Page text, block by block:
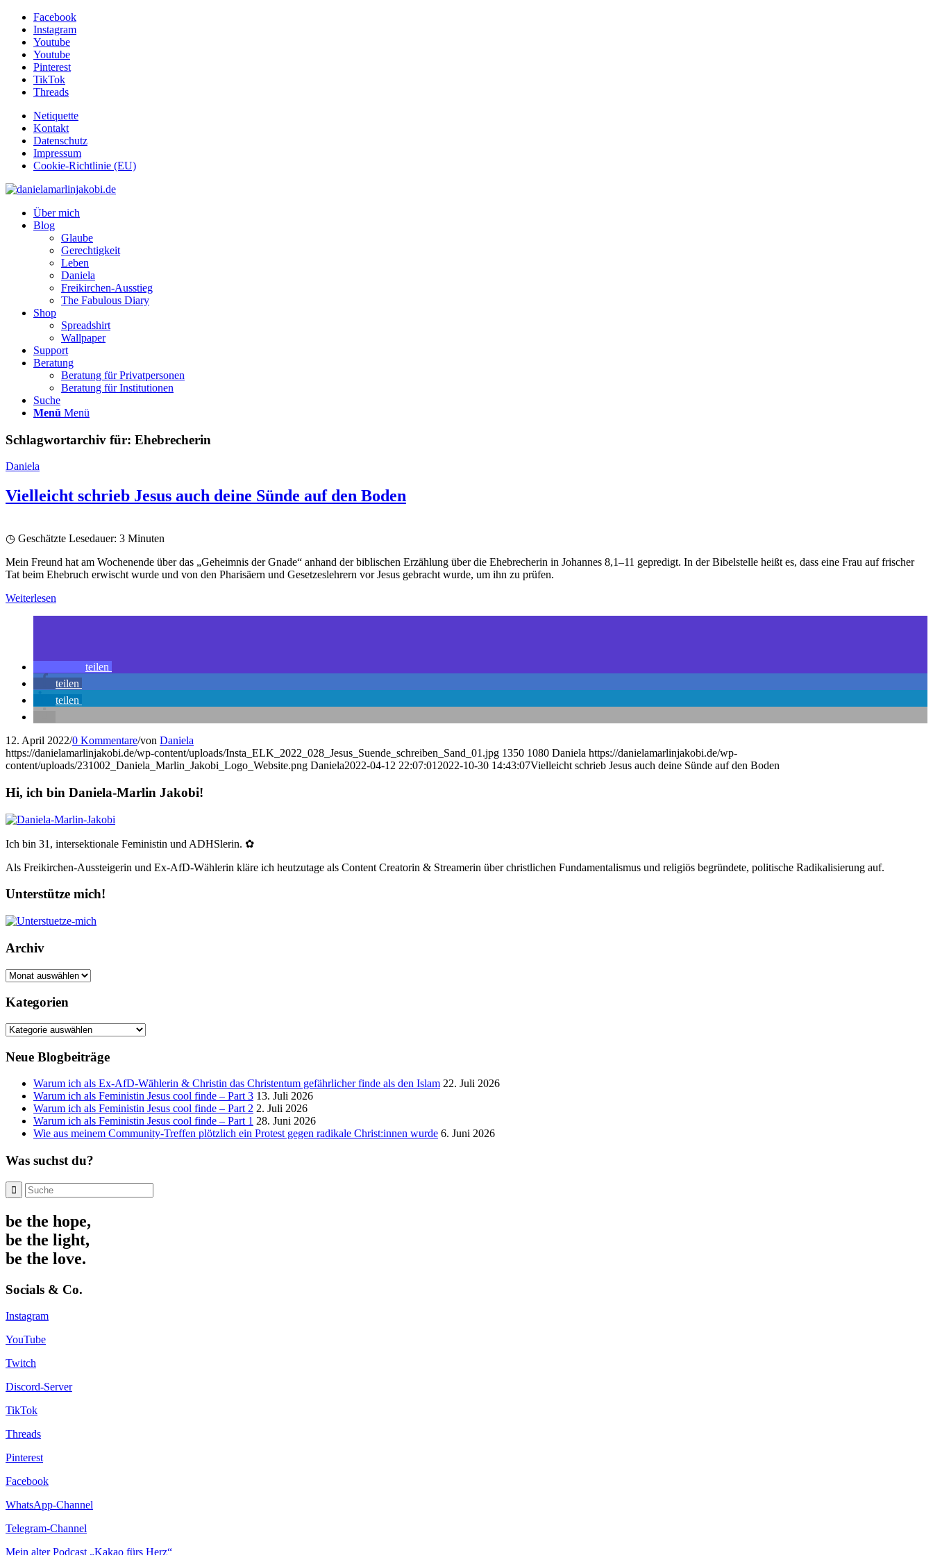
Facebook
Instagram
Youtube
Youtube
Pinterest
TikTok
Threads
Netiquette
Kontakt
Datenschutz
Impressum
Cookie-Richtlinie (EU)
Über mich
Blog
Glaube
Gerechtigkeit
Leben
Daniela
Freikirchen-Ausstieg
The Fabulous Diary
Shop
Spreadshirt
Wallpaper
Support
Beratung
Beratung für Privatpersonen
Beratung für Institutionen
Suche
Menü Menü
Schlagwortarchiv für: Ehebrecherin
Daniela
Vielleicht schrieb Jesus auch deine Sünde auf den Boden
◷ Geschätzte Lesedauer: 3 Minuten
Mein Freund hat am Wochenende über das „Geheimnis der Gnade“ anhand der biblischen Erzählung über die Ehebrecherin in Johannes 8,1–11 gepredigt. In der Bibelstelle heißt es, dass eine Frau auf frischer
Tat beim Ehebruch erwischt wurde und von den Pharisäern und Gesetzeslehrern vor Jesus gebracht wurde, um ihn zu prüfen.
Weiterlesen
teilen
teilen
teilen
12. April 2022/0 Kommentare/von Daniela
https://danielamarlinjakobi.de/wp-content/uploads/Insta_ELK_2022_028_Jesus_Suende_schreiben_Sand_01.jpg 1350 1080 Daniela https://danielamarlinjakobi.de/wp-
content/uploads/231002_Daniela_Marlin_Jakobi_Logo_Website.png Daniela2022-04-12 22:07:01 2022-10-30 14:43:07Vielleicht schrieb Jesus auch deine Sünde auf den Boden
Hi, ich bin Daniela-Marlin Jakobi!
Ich bin 31, intersektionale Feministin und ADHSlerin. ✿
Als Freikirchen-Aussteigerin und Ex-AfD-Wählerin kläre ich heutzutage als Content Creatorin & Streamerin über christlichen Fundamentalismus und religiös begründete, politische Radikalisierung auf.
Unterstütze mich!
Archiv
Archiv
Kategorien
Kategorien
Neue Blogbeiträge
Warum ich als Ex-AfD-Wählerin & Christin das Christentum gefährlicher finde als den Islam 22. Juli 2026
Warum ich als Feministin Jesus cool finde – Part 3 13. Juli 2026
Warum ich als Feministin Jesus cool finde – Part 2 2. Juli 2026
Warum ich als Feministin Jesus cool finde – Part 1 28. Juni 2026
Wie aus meinem Community-Treffen plötzlich ein Protest gegen radikale Christ:innen wurde 6. Juni 2026
Was suchst du?
be the hope,
be the light,
be the love.
Socials & Co.
Instagram
YouTube
Twitch
Discord-Server
TikTok
Threads
Pinterest
Facebook
WhatsApp-Channel
Telegram-Channel
Mein alter Podcast „Kakao fürs Herz“